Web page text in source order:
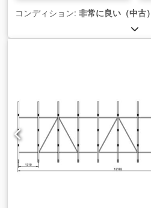
コンディション: 非常に良い（中古）